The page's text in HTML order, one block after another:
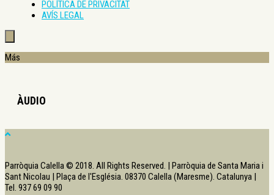
POLÍTICA DE PRIVACITAT
AVÍS LEGAL
Más
ÀUDIO
Parròquia Calella © 2018. All Rights Reserved. | Parròquia de Santa Maria i
Sant Nicolau | Plaça de l'Església. 08370 Calella (Maresme). Catalunya |
Tel. 937 69 09 90